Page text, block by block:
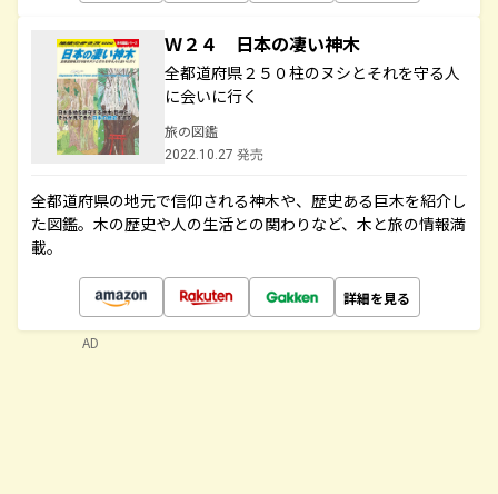
Ｗ２４ 日本の凄い神木
全都道府県２５０柱のヌシとそれを守る人
に会いに行く
旅の図鑑
2022.10.27 発売
全都道府県の地元で信仰される神木や、歴史ある巨木を紹介し
た図鑑。木の歴史や人の生活との関わりなど、木と旅の情報満
載。
詳細を見る
AD